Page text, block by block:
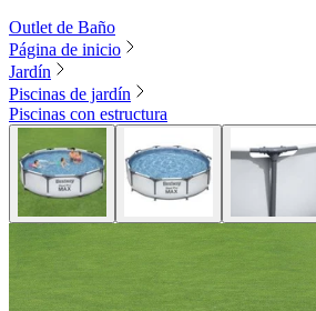
Outlet de Baño
Página de inicio
Jardín
Piscinas de jardín
Piscinas con estructura